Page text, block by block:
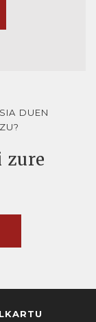
DUEN
zure